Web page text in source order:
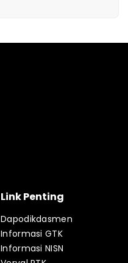
Link Penting
Dapodikdasmen
Informasi GTK
Informasi NISN